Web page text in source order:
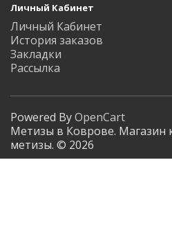
Личный Кабинет
Личный Кабинет
История заказов
Закладки
Рассылка
Powered ByOpenCart
Метизы в Коврове. Магазин
метизы. © 2026